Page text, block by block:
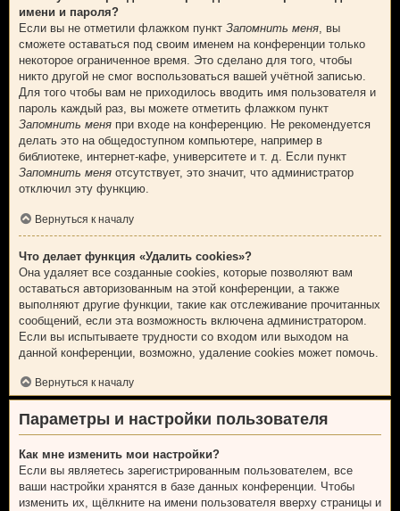
имени и пароля?
Если вы не отметили флажком пункт Запомнить меня , вы
сможете оставаться под своим именем на конференции только
некоторое ограниченное время. Это сделано для того, чтобы
никто другой не смог воспользоваться вашей учётной записью.
Для того чтобы вам не приходилось вводить имя пользователя и
пароль каждый раз, вы можете отметить флажком пункт
Запомнить меня при входе на конференцию. Не рекомендуется
делать это на общедоступном компьютере, например в
библиотеке, интернет-кафе, университете и т. д. Если пункт
Запомнить меня отсутствует, это значит, что администратор
отключил эту функцию.
Вернуться к началу
Что делает функция «Удалить cookies»?
Она удаляет все созданные cookies, которые позволяют вам
оставаться авторизованным на этой конференции, а также
выполняют другие функции, такие как отслеживание прочитанных
сообщений, если эта возможность включена администратором.
Если вы испытываете трудности со входом или выходом на
данной конференции, возможно, удаление cookies может помочь.
Вернуться к началу
Параметры и настройки пользователя
Как мне изменить мои настройки?
Если вы являетесь зарегистрированным пользователем, все
ваши настройки хранятся в базе данных конференции. Чтобы
изменить их, щёлкните на имени пользователя вверху страницы и